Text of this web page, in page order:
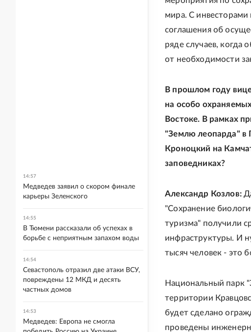
мира. С инвесторами
соглашения об
ряде случаев, когда
от необходимости
В прошлом году
на особо
Востоке. В рамках
"Землю леопарда" в
Кроноцкий на
заповедниках?
Александр Козлов:
"Сохранение
туризма" получили
инфраструктуры. И
тысяч человек - это
Национальный парк
территории
будет сделано
проведены
14:57
Медведев заявил о скором финале
карьеры Зеленского
14:55
В Тюмени рассказали об успехах в
борьбе с неприятным запахом воды
14:54
Севастополь отразил две атаки ВСУ,
повреждены 12 МКД и десять
частных домов
14:53
Медведев: Европа не смогла